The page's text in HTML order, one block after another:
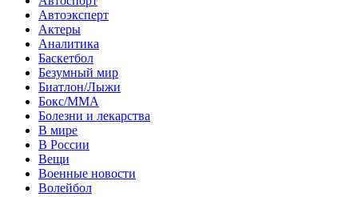
Автоэксперт
Актеры
Аналитика
Баскетбол
Безумный мир
Биатлон/Лыжи
Бокс/MMA
Болезни и лекарства
В мире
В России
Вещи
Военные новости
Волейбол